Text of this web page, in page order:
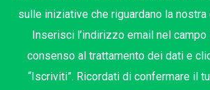
sulle iniziative che riguardano la
Inserisci l’indirizzo email nel campo
consenso al trattamento dei dati e
“Iscriviti”. Ricordati di confermare il